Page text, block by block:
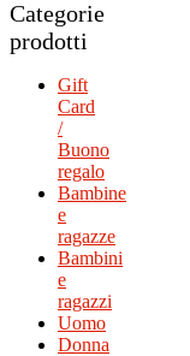
Categorie
prodotti
Gift
Card
/
Buono
regalo
Bambine
e
ragazze
Bambini
e
ragazzi
Uomo
Donna